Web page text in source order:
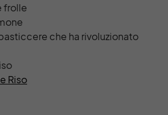
frolle
che ha rivoluzionato
Riso